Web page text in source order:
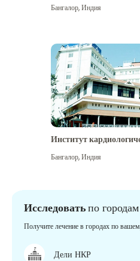
Бангалор,Индия
Институт
Бангалор,Индия
Исследоватьпо городам
Получите лечение в городах по
Дели НКР